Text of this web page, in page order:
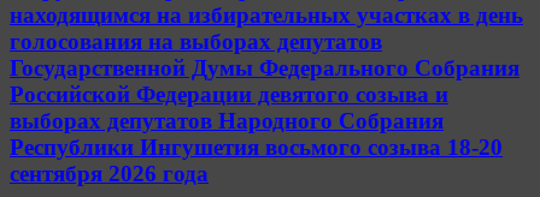
находящимся на избирательных участках в день
голосования на выборах депутатов
Государственной Думы Федерального Собрания
Российской Федерации девятого созыва и
выборах депутатов Народного Собрания
Республики Ингушетия восьмого созыва 18-20
сентября 2026 года